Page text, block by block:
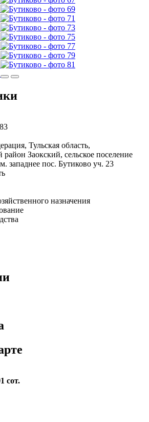
Тульская область,
Заокский, сельское поселение
западнее пос. Бутиково уч. 23
назначения
сот.